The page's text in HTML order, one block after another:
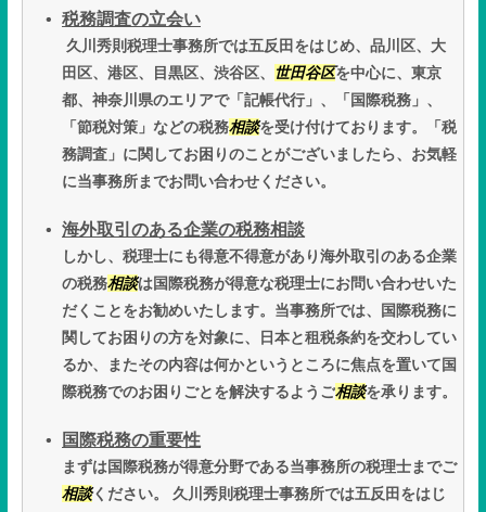
税務調査の立会い
久川秀則税理士事務所では五反田をはじめ、品川区、大
田区、港区、目黒区、渋谷区、
世田谷区を中心に、東京
都、神奈川県のエリアで「記帳代行」、「国際税務」、
「節税対策」などの税務相談を受け付けております。「税
務調査」に関してお困りのことがございましたら、お気軽
に当事務所までお問い合わせください。
海外取引のある企業の税務相談
しかし、税理士にも得意不得意があり海外取引のある企業
の税務相談は国際税務が得意な税理士にお問い合わせいた
だくことをお勧めいたします。当事務所では、国際税務に
関してお困りの方を対象に、日本と租税条約を交わしてい
るか、またその内容は何かというところに焦点を置いて国
際税務でのお困りごとを解決するようご相談を承ります。
国際税務の重要性
まずは国際税務が得意分野である当事務所の税理士までご
相談ください。 久川秀則税理士事務所では五反田をはじ